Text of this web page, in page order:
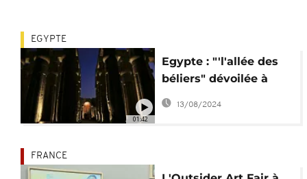
01:42
EGYPTE
Egypte : "'l'allée des
béliers" dévoilée à
Karnak
13/08/2024
FRANCE